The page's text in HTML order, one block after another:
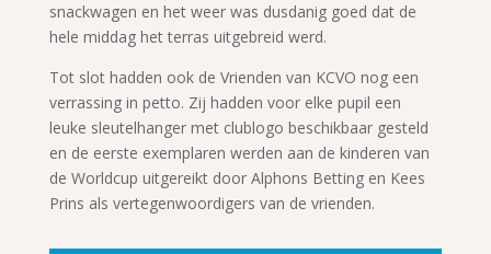
snackwagen en het weer was dusdanig goed dat de
hele middag het terras uitgebreid werd.
Tot slot hadden ook de Vrienden van KCVO nog een
verrassing in petto. Zij hadden voor elke pupil een
leuke sleutelhanger met clublogo beschikbaar gesteld
en de eerste exemplaren werden aan de kinderen van
de Worldcup uitgereikt door Alphons Betting en Kees
Prins als vertegenwoordigers van de vrienden.